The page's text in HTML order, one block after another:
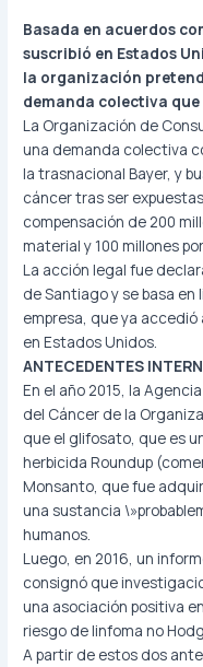
Basada en acuerdos
suscribió en Estados
la organización
demanda colectiva
La Organización de
una demanda colectiva
la trasnacional Bayer, y
cáncer tras ser
compensación de 200
material y 100 millones
La acción legal fue
de Santiago y se basa
empresa, que ya
en Estados Unidos.
ANTECEDENTES
En el año 2015, la
del Cáncer de la
que el glifosato, que es
herbicida Roundup
Monsanto, que fue
una sustancia
humanos.
Luego, en 2016, un
consignó que
una asociación positiva
riesgo de linfoma no
A partir de estos dos